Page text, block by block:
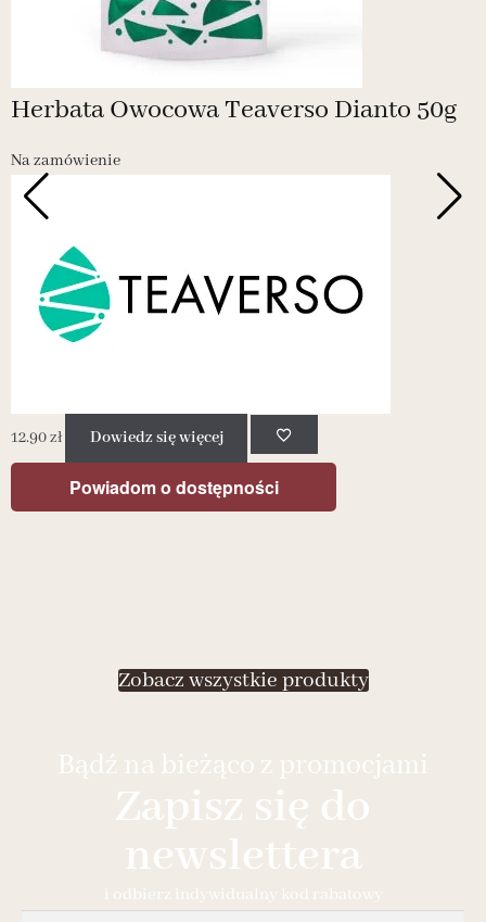
Herbata Owocowa Teaverso Dianto 50g
Na zamówienie
12.90zł Dowiedz się więcej
Powiadom o dostępności
Zobacz wszystkie produkty
Bądź na bieżąco z promocjami
Zapisz się do
newslettera
i odbierz indywidualny kod rabatowy